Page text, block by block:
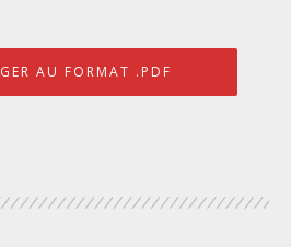
AU FORMAT .PDF